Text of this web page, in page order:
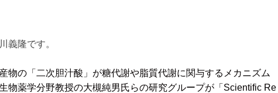
義隆です。
物の「二次胆汁酸」が糖代謝や脂質代謝に関与するメカニズム
物薬学分野教授の大槻純男氏らの研究グループが「Scientific Re